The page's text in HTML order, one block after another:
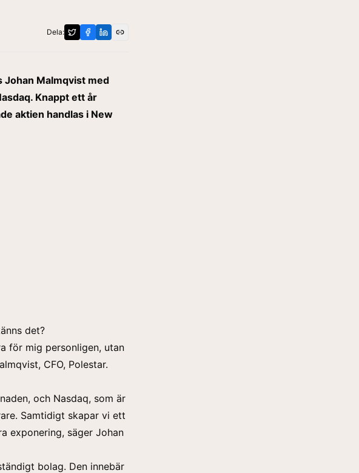
Dela:
Malmqvist med
Knappt ett år
aktien handlas i New
det?
för mig personligen, utan
CFO, Polestar.
och Nasdaq, som är
Samtidigt skapar vi ett
exponering, säger Johan
bolag. Den innebär